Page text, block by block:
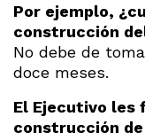
Por ejemplo,
construcción
No debe de
doce meses.
El Ejecutivo les
construcción